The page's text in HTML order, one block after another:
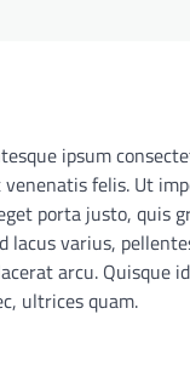
ipsum
felis. Ut
porta justo, quis
lacus varius,
arcu. Quisque id
ultrices quam.